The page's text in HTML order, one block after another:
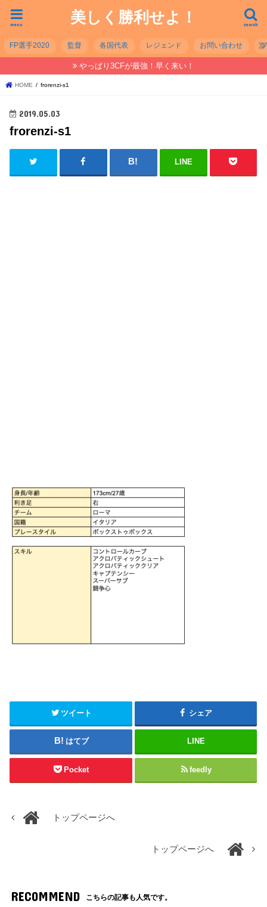
美しく勝利せよ！ search
menu
FP選手2020 監督 各国代表 レジェンド お問い合わせ
やっぱり3CFが最強！早く来い！
HOME frorenzi-s1
2019.05.03
frorenzi-s1
LINE
ツイート シェア
はてブ LINE
Pocket feedly
トップページへ
トップページへ
RECOMMEND こちらの記事も人気です。